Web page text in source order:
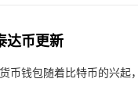
达币更新
币钱包随着比特币的兴起